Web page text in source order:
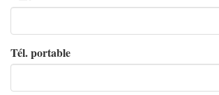
Tél. portable